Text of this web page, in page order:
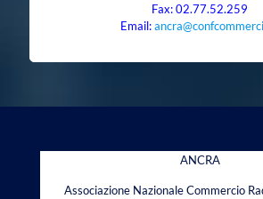
Fax: 02.77.52.259
Email:
ANCRA
Associazione Nazionale Commercio